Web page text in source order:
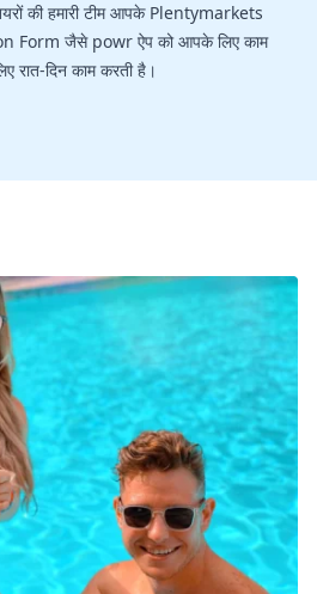
की हमारी टीम आपके Plentymarkets
Form जैसे powr ऐप को आपके लिए काम
रात-दिन काम करती है।